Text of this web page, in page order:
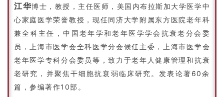
江华博士，教授，主任医师，美国内布拉斯加大学医学中
心家庭医学荣誉教授，现任同济大学附属东方医院老年科
兼全科主任，中国老年学和老年医学学会抗衰老分会委
员，上海市医学会全科医学分会候任主委，上海市医学会
老年医学专科分会委员等，致力于老年人健康管理和抗衰
老研究，并聚焦干细胞抗衰弱临床研究。发表论著60余
篇，参编著作10部。